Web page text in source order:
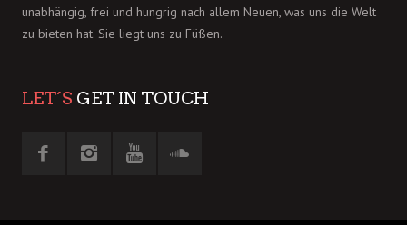
unabhängig, frei und hungrig nach allem Neuen, was uns die Welt
zu bieten hat. Sie liegt uns zu Füßen.
LET´S GET IN TOUCH